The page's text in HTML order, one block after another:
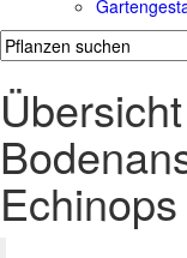
Echinops